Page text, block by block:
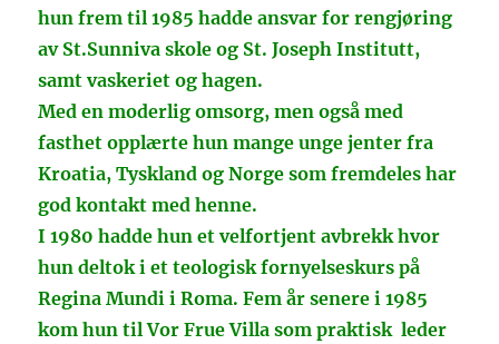
hun frem til 1985 hadde ansvar for rengjøring
av St.Sunniva skole og St. Joseph Institutt,
samt vaskeriet og hagen.
Med en moderlig omsorg, men også med
fasthet opplærte hun mange unge jenter fra
Kroatia, Tyskland og Norge som fremdeles har
god kontakt med henne.
I 1980 hadde hun et velfortjent avbrekk hvor
hun deltok i et teologisk fornyelseskurs på
Regina Mundi i Roma. Fem år senere i 1985
kom hun til Vor Frue Villa som praktisk leder